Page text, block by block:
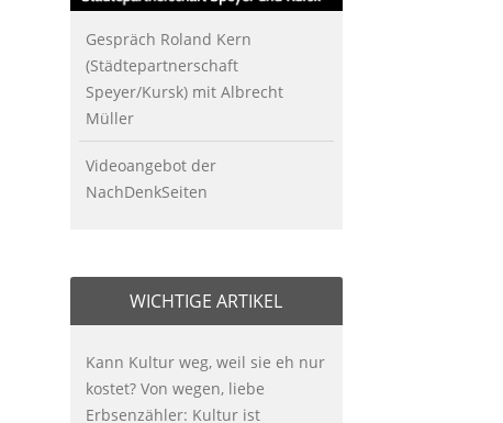
Gespräch Roland Kern
(Städtepartnerschaft
Speyer/Kursk) mit Albrecht
Müller
Videoangebot der
NachDenkSeiten
WICHTIGE ARTIKEL
Kann Kultur weg, weil sie eh nur
kostet? Von wegen, liebe
Erbsenzähler: Kultur ist